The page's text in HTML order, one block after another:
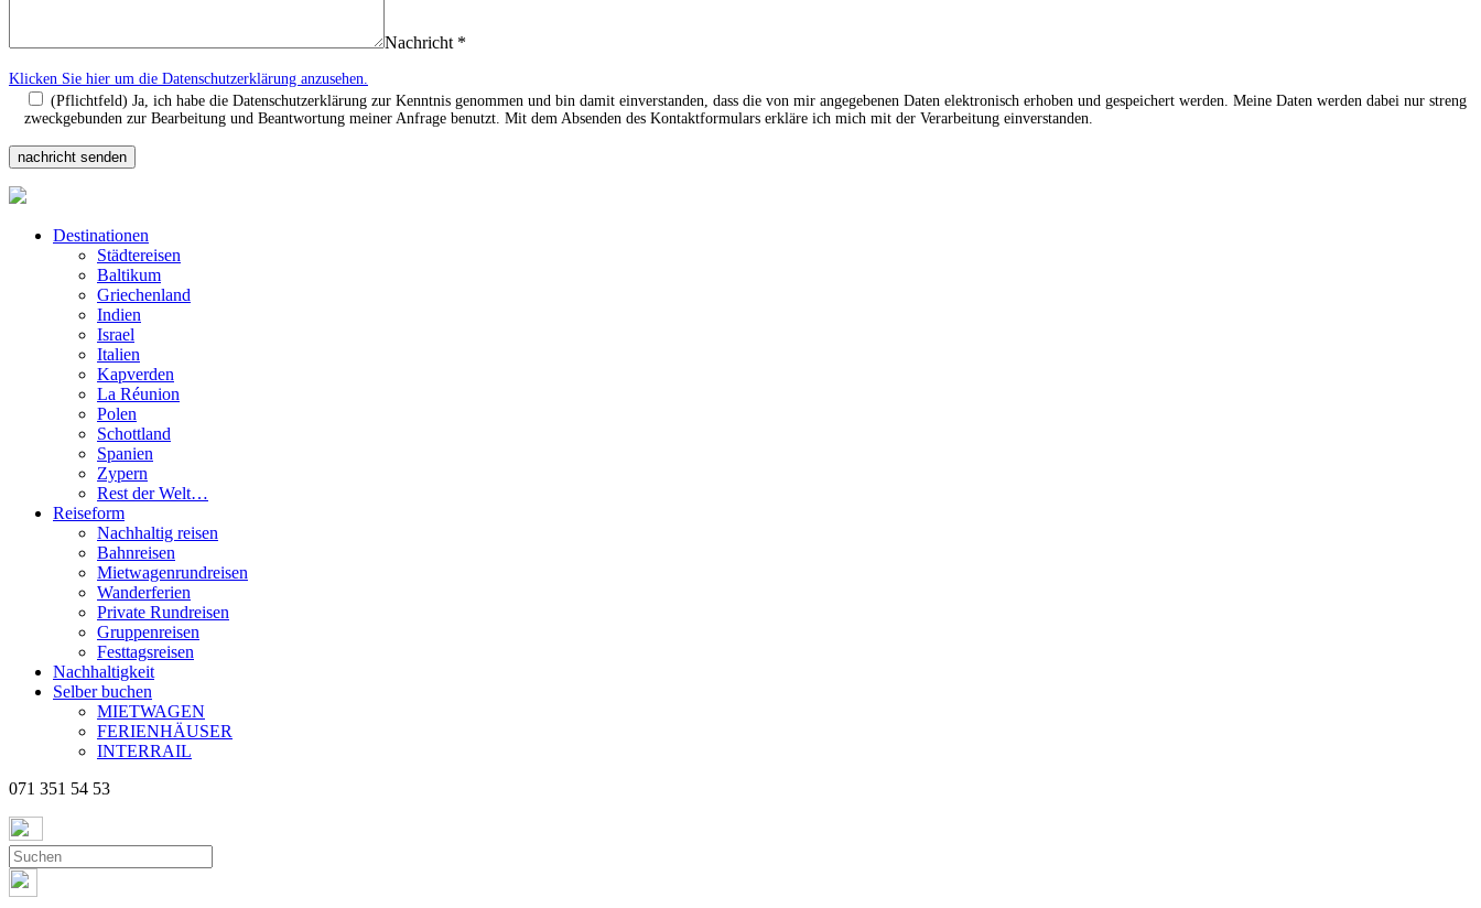
Nachricht *
Klicken Sie hier um die Datenschutzerklärung anzusehen.
(Pflichtfeld) Ja, ich habe die Datenschutzerklärung zur Kenntnis genommen und bin damit einverstanden, dass die von mir angegebenen Daten elektronisch erhoben und gespeichert werden. Meine Daten werden dabei nur streng
zweckgebunden zur Bearbeitung und Beantwortung meiner Anfrage benutzt. Mit dem Absenden des Kontaktformulars erkläre ich mich mit der Verarbeitung einverstanden.
Destinationen
Städtereisen
Baltikum
Griechenland
Indien
Israel
Italien
Kapverden
La Réunion
Polen
Schottland
Spanien
Zypern
Rest der Welt…
Reiseform
Nachhaltig reisen
Bahnreisen
Mietwagenrundreisen
Wanderferien
Private Rundreisen
Gruppenreisen
Festtagsreisen
Nachhaltigkeit
Selber buchen
MIETWAGEN
FERIENHÄUSER
INTERRAIL
071 351 54 53